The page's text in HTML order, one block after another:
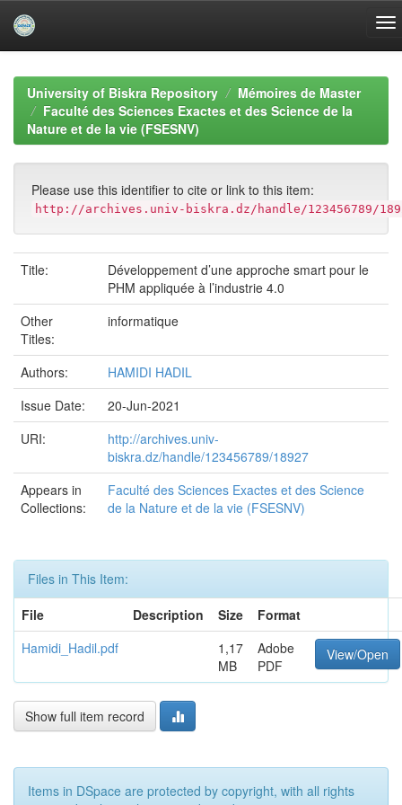
navigationUniversity of Biskra Repository
Mémoires de Master
Faculté des Sciences Exactes et des Science de la
Nature et de la vie (FSESNV)
Please use this identifier to cite or link to this item:
http://archives.univ-biskra.dz/handle/123456789/
Title:
Développement d’une approche smart pour le
PHM appliquée à l’industrie 4.0
Other
Titles:
informatique
Authors:
HAMIDI HADIL
Issue Date:
20-Jun-2021
URI:
http://archives.univ-
biskra.dz/handle/123456789/18927
Appears in
Collections:
Faculté des Sciences Exactes et des Science
de la Nature et de la vie (FSESNV)
Files in This Item:
File
Description Size
Format
Hamidi_Hadil.pdf
1,17
MB
Adobe
PDF
View/Open
Show full item record
Items in DSpace are protected by copyright, with all rights